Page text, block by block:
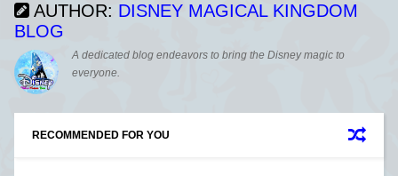
AUTHOR: DISNEY MAGICAL KINGDOM
BLOG
A dedicated blog endeavors to bring the Disney magic to
everyone.
RECOMMENDED FOR YOU